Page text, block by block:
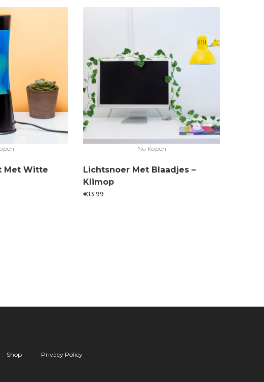
Met Witte
Nu Kopen
Lichtsnoer Met Blaadjes –
Klimop
€13.99
Shop Privacy Policy